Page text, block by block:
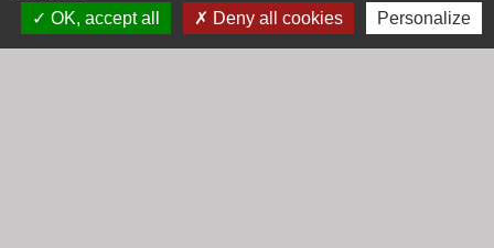
Horaires
OK, accept all
Deny all cookies Personalize